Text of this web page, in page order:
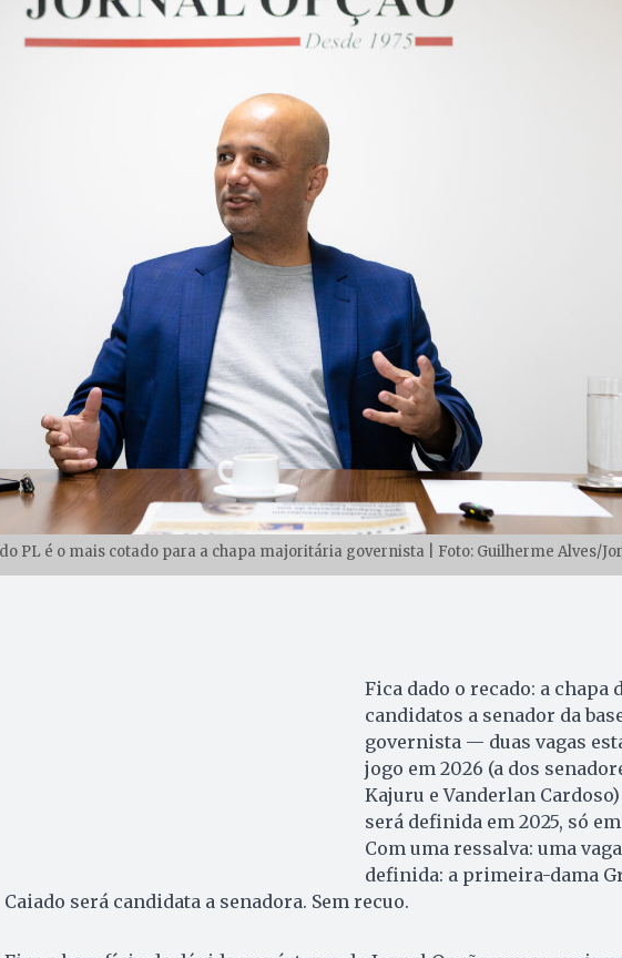
PL é o mais cotado para a chapa majoritária governista | Foto: Guilherme Alves/
Fica dado o recado: a chapa
candidatos a senador da
governista — duas vagas
jogo em 2026 (a dos
Kajuru e Vanderlan
será definida em 2025, só
Com uma ressalva: uma
definida: a primeira-dama
Caiado será candidata a senadora. Sem recuo.